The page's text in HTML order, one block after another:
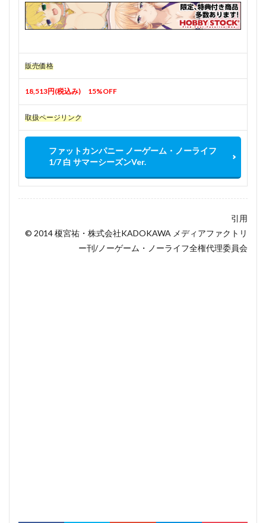
販売価格
18,513円(税込み) 15%OFF
取扱ページリンク
ファットカンパニー ノーゲーム・ノーライフ
1/7 白 サマーシーズンVer.
引用
© 2014 榎宮祐・株式会社KADOKAWA メディアファクトリ
ー刊/ノーゲーム・ノーライフ全権代理委員会